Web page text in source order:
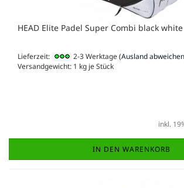
HEAD Elite Padel Super Combi black white
Lieferzeit: 2-3 Werktage(Ausland
Versandgewicht: 1 kg je Stück
inkl.
IN DEN WARENKORB